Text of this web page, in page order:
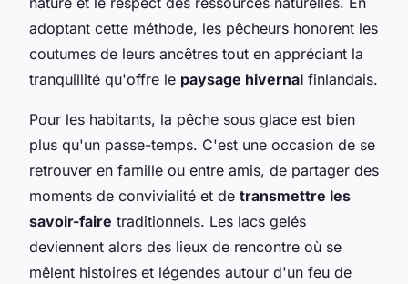
adoptant cette méthode, les pêcheurs honorent les
coutumes de leurs ancêtres tout en appréciant la
tranquillité qu'offre le paysage hivernal finlandais.
Pour les habitants, la pêche sous glace est bien
plus qu'un passe-temps. C'est une occasion de se
retrouver en famille ou entre amis, de partager des
moments de convivialité et de transmettre les
savoir-faire traditionnels. Les lacs gelés
deviennent alors des lieux de rencontre où se
mêlent histoires et légendes autour d'un feu de